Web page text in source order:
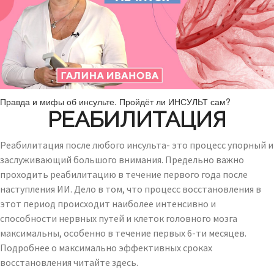
Правда и мифы об инсульте. Пройдёт ли ИНСУЛЬТ сам?
РЕАБИЛИТАЦИЯ
Реабилитация после любого инсульта- это процесс упорный и
заслуживающий большого внимания. Предельно важно
проходить реабилитацию в течение первого года после
наступления ИИ. Дело в том, что процесс восстановления в
этот период происходит наиболее интенсивно и
способности нервных путей и клеток головного мозга
максимальны, особенно в течение первых 6-ти месяцев.
Подробнее о максимально эффективных сроках
восстановления читайте здесь.